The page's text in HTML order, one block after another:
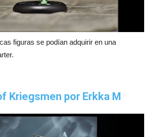
figuras se podían adquirir en una
Kriegsmen por Erkka M